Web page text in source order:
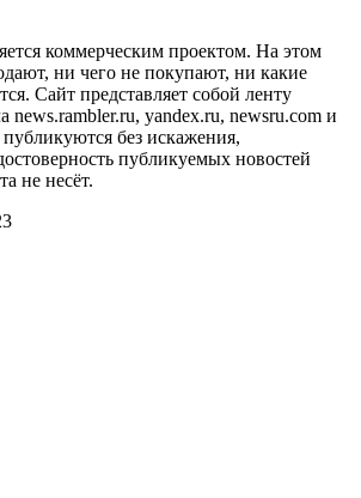
коммерческим проектом. На этом
ни чего не покупают, ни какие
Сайт представляет собой ленту
news.rambler.ru, yandex.ru, newsru.com и
без искажения,
публикуемых новостей
не несёт.